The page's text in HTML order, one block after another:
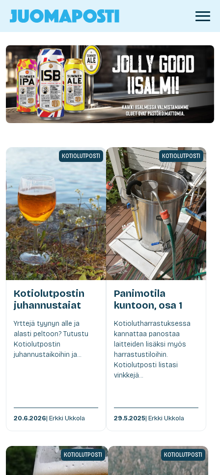
KOTIOLUTPOSTI
Kotiolutpostin
juhannustaiat
Yrttejä tyynyn alle ja
alasti peltoon? Tutustu
Kotiolutpostin
juhannustaikoihin ja...
20.6.2026| Erkki Ukkola
KOTIOLUTPOSTI
Panimotila
kuntoon, osa 1
Kotiolutharrastuksessa
kannattaa panostaa
laitteiden lisäksi myös
harrastustiloihin.
Kotiolutposti listasi
vinkkejä...
29.5.2025| Erkki Ukkola
KOTIOLUTPOSTI KOTIOLUTPOSTI